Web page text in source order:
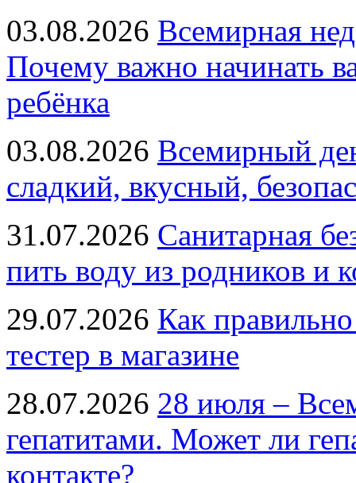
03.08.2026 Всемирная
Почему важно начинать
ребёнка
03.08.2026 Всемирный
сладкий, вкусный,
31.07.2026 Санитарная
пить воду из родников и
29.07.2026 Как
тестер в магазине
28.07.2026 28 июля –
гепатитами. Может ли
контакте?